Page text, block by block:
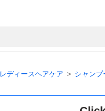
レディースヘアケア シャンプ